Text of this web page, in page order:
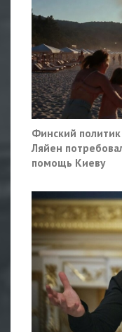
Финский
Ляйен
помощь Киеву